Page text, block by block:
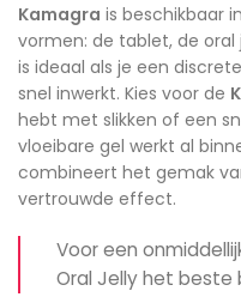
Kamagra is beschikbaar
vormen: de tablet, de
is ideaal als je een
snel inwerkt. Kies voor de
hebt met slikken of een
vloeibare gel werkt al
combineert het gemak
vertrouwde effect.
Voor een
Oral Jelly het beste